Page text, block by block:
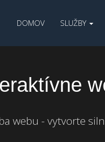
DOMOV SLUŽBY
webu - vytvorte